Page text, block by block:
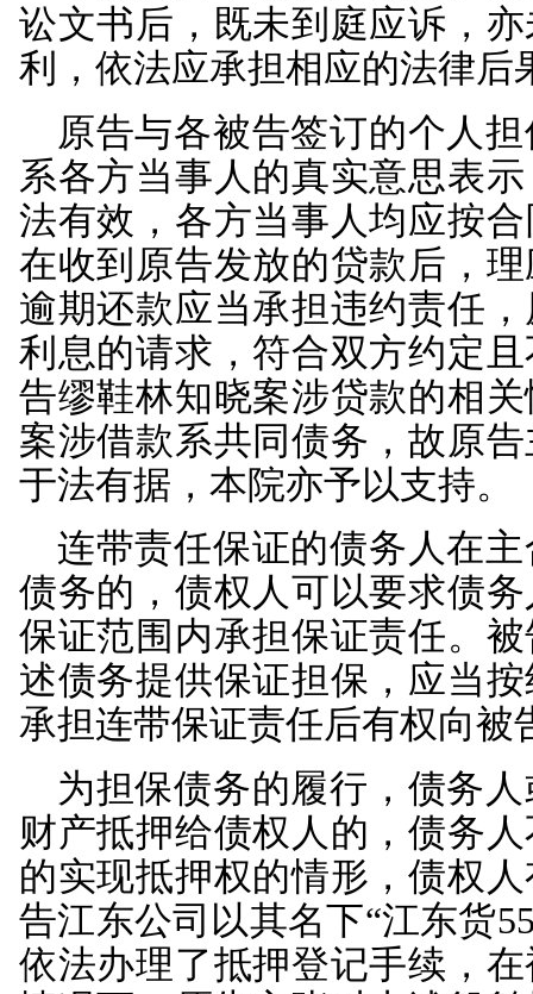
现债权的一切费用。
务，抵押权人有权宣布
抵押权。
2018年6月21日，各
的船舶抵押权登记，
司，抵押权人为原告，
抵押权登记证书。次日
被告姜桂良出具了借款
年3月5日。
2019年2月21日，原
约定肖飞为姜桂良在案
证范围包括主合同项
利、手续费、违约金、
期间为主合同约定的
同债务提前到期，债权
借款后，被告姜桂良
告姜桂良尚欠原告利息